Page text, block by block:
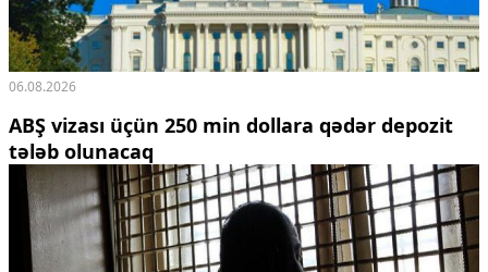
06.08.2026
ABŞ vizası üçün 250 min dollara qədər depozit
tələb olunacaq